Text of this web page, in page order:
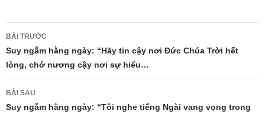
Điều
hướng
bài
viết
BÀI TRƯỚC
Suy ngẫm hằng ngày: “Hãy tin cậy nơi Đức Chúa Trời hết
lòng, chớ nương cậy nơi sự hiểu…
BÀI SAU
Suy ngẫm hằng ngày: “Tôi nghe tiếng Ngài vang vọng trong